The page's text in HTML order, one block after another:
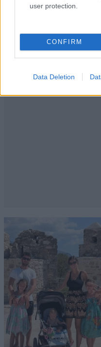
user protection.
CONFIRM
Data Deletion